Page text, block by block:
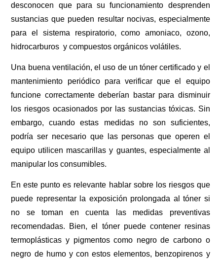
desconocen que para su funcionamiento desprenden
sustancias que pueden resultar nocivas, especialmente
para el sistema respiratorio, como amoniaco, ozono,
hidrocarburos y compuestos orgánicos volátiles.
Una buena ventilación, el uso de un tóner certificado y el
mantenimiento periódico para verificar que el equipo
funcione correctamente deberían bastar para disminuir
los riesgos ocasionados por las sustancias tóxicas. Sin
embargo, cuando estas medidas no son suficientes,
podría ser necesario que las personas que operen el
equipo utilicen mascarillas y guantes, especialmente al
manipular los consumibles.
En este punto es relevante hablar sobre los riesgos que
puede representar la exposición prolongada al tóner si
no se toman en cuenta las medidas preventivas
recomendadas. Bien, el tóner puede contener resinas
termoplásticas y pigmentos como negro de carbono o
negro de humo y con estos elementos, benzopirenos y